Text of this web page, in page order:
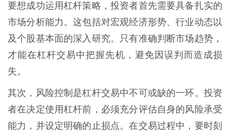
要想成功运用杠杆策略，投资者首先需要具备扎实的
市场分析能力。这包括对宏观经济形势、行业动态以
及个股基本面的深入研究。只有准确判断市场趋势，
才能在杠杆交易中把握先机，避免因误判而造成损
失。
其次，风险控制是杠杆交易中不可或缺的一环。投资
者在决定使用杠杆前，必须充分评估自身的风险承受
能力，并设定明确的止损点。在交易过程中，要时刻